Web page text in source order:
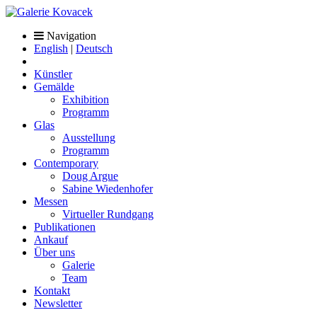
Navigation
English | Deutsch
Künstler
Gemälde
Exhibition
Programm
Glas
Ausstellung
Programm
Contemporary
Doug Argue
Sabine Wiedenhofer
Messen
Virtueller Rundgang
Publikationen
Ankauf
Über uns
Galerie
Team
Kontakt
Newsletter